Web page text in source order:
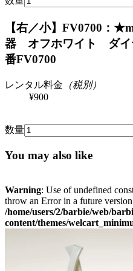
【右／小】FV0700：
器 オフホワイト ダイ
番FV0700
レンタル料金 （税別）
¥900
数量
You may also like
Warning: Use of undefined
throw an Error in a future
/home/users/2/barbie/web/
content/themes/